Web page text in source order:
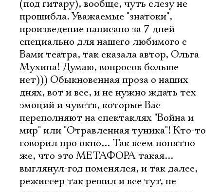
(под гитару), вообще, чуть слезу не
прошибла. Уважаемые "знатоки",
произведение написано за 7 дней
специально для нашего любимого с
Вами театра, так сказала автор, Ольга
Мухина! Думаю, вопросов больше
нет))) Обыкновенная проза о наших
днях, вот и все, и не нужно ждать тех
эмоций и чувств, которые Вас
переполняют на спектаклях "Война и
мир" или "Отравленная туника"! Кто-то
говорил про окно... Так всем понятно
же, что это МЕТАФОРА такая...
выглянул-год поменялся, и так далее,
режиссер так решил и все тут, не